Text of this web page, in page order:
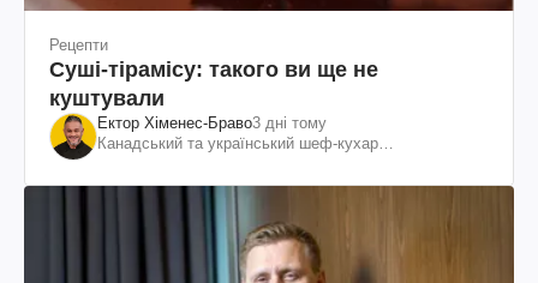
Рецепти
Суші-тірамісу: такого ви ще не
куштували
Ектор Хіменес-Браво3 дні тому
Канадський та український шеф-кухар